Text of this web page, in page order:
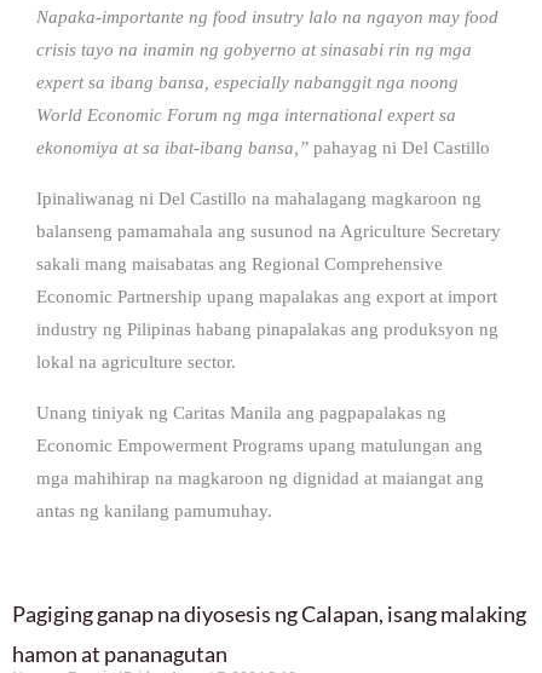
Napaka-importante ng food insutry lalo na ngayon may food
crisis tayo na inamin ng gobyerno at sinasabi rin ng mga
expert sa ibang bansa, especially nabanggit nga noong
World Economic Forum ng mga international expert sa
ekonomiya at sa ibat-ibang bansa,” pahayag ni Del Castillo
Ipinaliwanag ni Del Castillo na mahalagang magkaroon ng
balanseng pamamahala ang susunod na Agriculture Secretary
sakali mang maisabatas ang Regional Comprehensive
Economic Partnership upang mapalakas ang export at import
industry ng Pilipinas habang pinapalakas ang produksyon ng
lokal na agriculture sector.
Unang tiniyak ng Caritas Manila ang pagpapalakas ng
Economic Empowerment Programs upang matulungan ang
mga mahihirap na magkaroon ng dignidad at maiangat ang
antas ng kanilang pamumuhay.
Pagiging ganap na diyosesis ng Calapan, isang malaking
hamon at pananagutan